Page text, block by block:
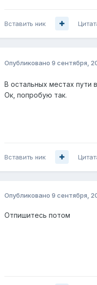
Вставить ник
Опубликовано 9 сентября,
В остальных местах пути
Ок, попробую так.
Вставить ник
Опубликовано 9 сентября,
Отпишитесь потом